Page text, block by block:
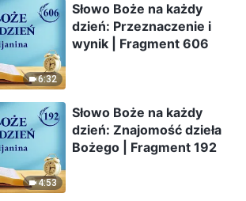
6:32
Słowo Boże na każdy
dzień: Przeznaczenie i
wynik | Fragment 606
4:53
Słowo Boże na każdy
dzień: Znajomość dzieła
Bożego | Fragment 192